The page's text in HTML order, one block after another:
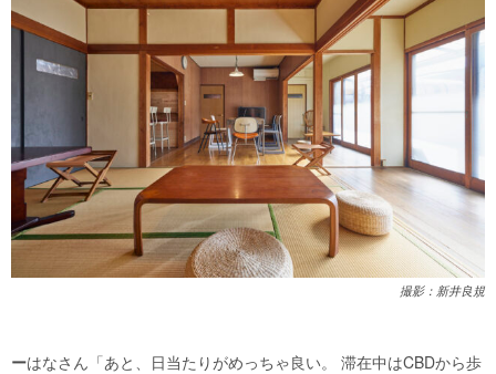
撮影：新井良規
ーはなさん「あと、日当たりがめっちゃ良い。 滞在中はCBDから歩